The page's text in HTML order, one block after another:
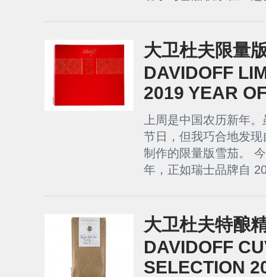
大卫杜夫限量
DAVIDOFF
2019 YEAR
上周是中国农历新年
节日，但我巧合地发
制作的限量版雪茄。
年，正如瑞士品牌自
大卫杜夫特酿
DAVIDOFF
SELECTION